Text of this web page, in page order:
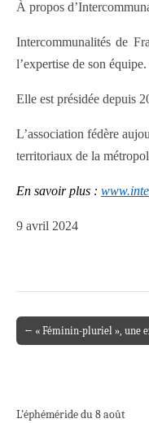
À propos
Intercommunalités de
l’expertise de son équipe.
Elle est présidée depuis
L’association fédère
territoriaux de la
En savoir plus :
9 avril 2024
Post navigation
← « Féminin-pluriel », une
L’éphéméride du 8 août